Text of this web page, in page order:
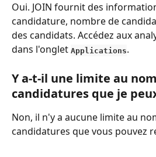
Oui. JOIN fournit des
candidature, nombre de
des candidats. Accédez aux
dans l'onglet Applications.
Y a-t-il une limite au
candidatures que je
Non, il n'y a aucune limite au
candidatures que vous pouvez